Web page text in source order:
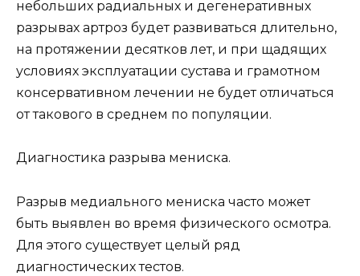
небольших радиальных и дегенеративных
разрывах артроз будет развиваться длительно,
на протяжении десятков лет, и при щадящих
условиях эксплуатации сустава и грамотном
консервативном лечении не будет отличаться
от такового в среднем по популяции.
Диагностика разрыва мениска.
Разрыв медиального мениска часто может
быть выявлен во время физического осмотра.
Для этого существует целый ряд
диагностических тестов.